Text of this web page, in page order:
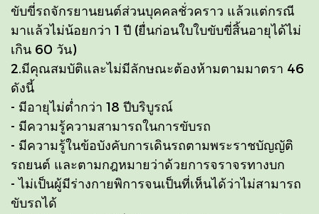
ขับขี่รถจักรยานยนต์ส่วนบุคคลชั่วคราว แล้วแต่กรณี
มาแล้วไม่น้อยกว่า 1 ปี (ยื่นก่อนใบใบขับขี่สิ้นอายุได้ไม่
เกิน 60 วัน)
2.มีคุณสมบัติและไม่มีลักษณะต้องห้ามตามมาตรา 46
ดังนี้
- มีอายุไม่ต่ำกว่า 18 ปีบริบูรณ์
- มีความรู้ความสามารถในการขับรถ
- มีความรู้ในข้อบังคับการเดินรถตามพระราชบัญญัติ
รถยนต์ และตามกฎหมายว่าด้วยการจราจรทางบก
- ไม่เป็นผู้มีร่างกายพิการจนเป็นที่เห็นได้ว่าไม่สามารถ
ขับรถได้